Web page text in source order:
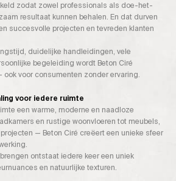
zodat zowel professionals als doe-het-
resultaat kunnen behalen. En dat durven
succesvolle projecten en tevreden klanten
duidelijke handleidingen, vele
begeleiding wordt Beton Ciré
voor consumenten zonder ervaring.
voor iedere ruimte
een warme, moderne en naadloze
en rustige woonvloeren tot meubels,
— Beton Ciré creëert een unieke sfeer
ontstaat iedere keer een uniek
en natuurlijke texturen.